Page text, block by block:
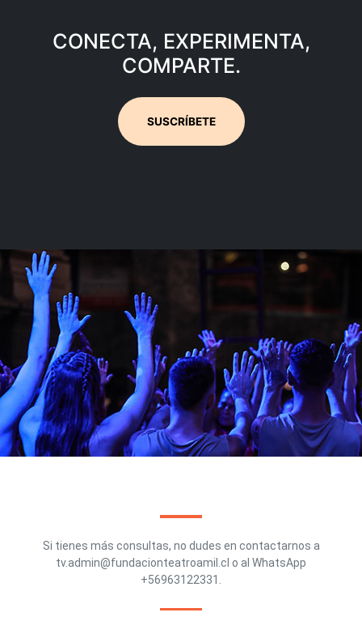
CONECTA, EXPERIMENTA,
COMPARTE.
SUSCRÍBETE
Si tienes más consultas, no dudes en contactarnos a
tv.admin@fundacionteatroamil.cl o al WhatsApp
+56963122331.